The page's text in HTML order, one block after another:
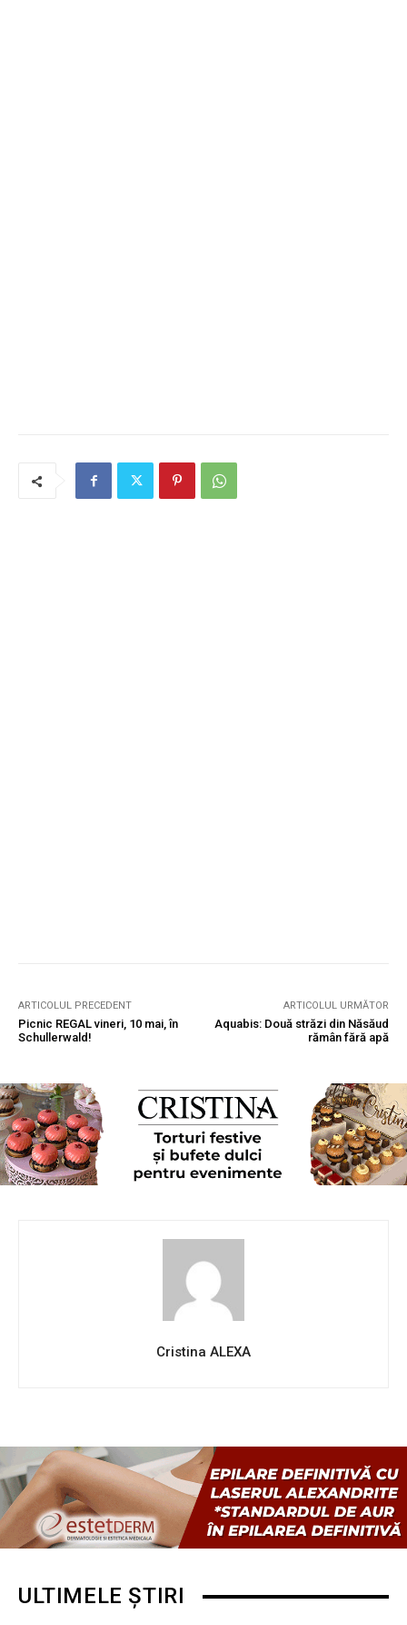
ARTICOLUL PRECEDENT
Picnic REGAL vineri, 10 mai, în
Schullerwald!
ARTICOLUL URMĂTOR
Aquabis: Două străzi din Năsăud
rămân fără apă
Cristina ALEXA
ULTIMELE ȘTIRI